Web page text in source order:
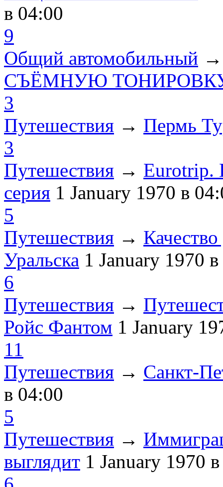
в 04:00
9
Общий автомобильный
СЪЁМНУЮ
3
Путешествия → Пермь
3
Путешествия → Eurotrip.
серия 1 January 1970 в
5
Путешествия →
Уральска 1 January 1970
6
Путешествия →
Ройс Фантом 1 January
11
Путешествия → Санкт-
в 04:00
5
Путешествия →
выглядит 1 January 1970